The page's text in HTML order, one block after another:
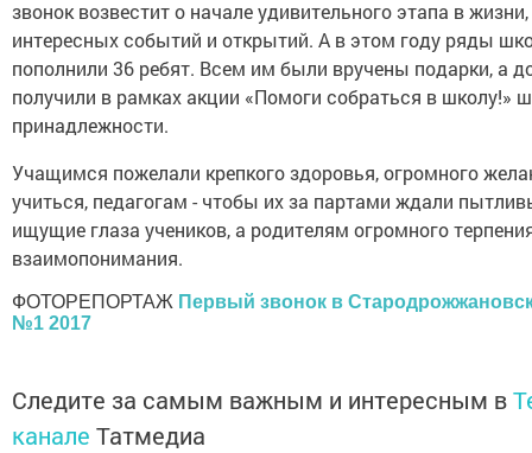
звонок возвестит о начале удивительного этапа в
интересных событий и открытий. А в этом году ряды
пополнили 36 ребят. Всем им были вручены подарки, а
получили в рамках акции «Помоги собраться в школу!»
принадлежности.
Учащимся пожелали крепкого здоровья, огромного
учиться, педагогам - чтобы их за партами ждали
ищущие глаза учеников, а родителям огромного
взаимопонимания.
ФОТОРЕПОРТАЖ Первый звонок в
№1 2017
Следите за самым важным и интересным в
канале Татмедиа